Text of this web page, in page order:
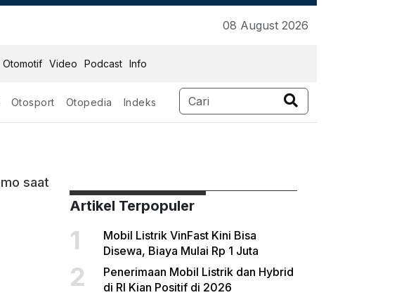
08 August 2026
Otomotif Video Podcast Info
Otosport Otopedia Indeks
saat
Artikel Terpopuler
1
Mobil Listrik VinFast Kini Bisa
Disewa, Biaya Mulai Rp 1 Juta
2
Penerimaan Mobil Listrik dan Hybrid
di RI Kian Positif di 2026